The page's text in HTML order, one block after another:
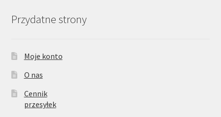
Przydatne strony
Moje konto
O nas
Cennik
przesyłek